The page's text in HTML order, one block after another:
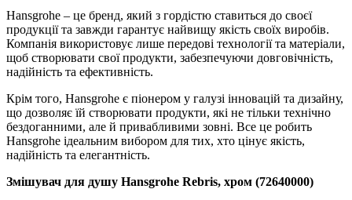
Hansgrohe – це бренд, який з гордістю ставиться до своєї
продукції та завжди гарантує найвищу якість своїх виробів.
Компанія використовує лише передові технології та матеріали,
щоб створювати свої продукти, забезпечуючи довговічність,
надійність та ефективність.
Крім того, Hansgrohe є піонером у галузі інновацій та дизайну,
що дозволяє їй створювати продукти, які не тільки технічно
бездоганними, але й привабливими зовні. Все це робить
Hansgrohe ідеальним вибором для тих, хто цінує якість,
надійність та елегантність.
Змішувач для душу Hansgrohe Rebris, хром (72640000)